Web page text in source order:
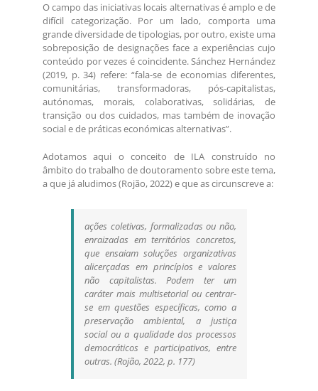
O campo das iniciativas locais alternativas é amplo e de
difícil categorização. Por um lado, comporta uma
grande diversidade de tipologias, por outro, existe uma
sobreposição de designações face a experiências cujo
conteúdo por vezes é coincidente. Sánchez Hernández
(2019, p. 34) refere: “fala-se de economias diferentes,
comunitárias, transformadoras, pós-capitalistas,
autónomas, morais, colaborativas, solidárias, de
transição ou dos cuidados, mas também de inovação
social e de práticas económicas alternativas”.
Adotamos aqui o conceito de ILA construído no
âmbito do trabalho de doutoramento sobre este tema,
a que já aludimos (Rojão, 2022) e que as circunscreve a:
ações coletivas, formalizadas ou não,
enraizadas em territórios concretos,
que ensaiam soluções organizativas
alicerçadas em princípios e valores
não capitalistas. Podem ter um
caráter mais multisetorial ou centrar-
se em questões específicas, como a
preservação ambiental, a justiça
social ou a qualidade dos processos
democráticos e participativos, entre
outras. (Rojão, 2022, p. 177)